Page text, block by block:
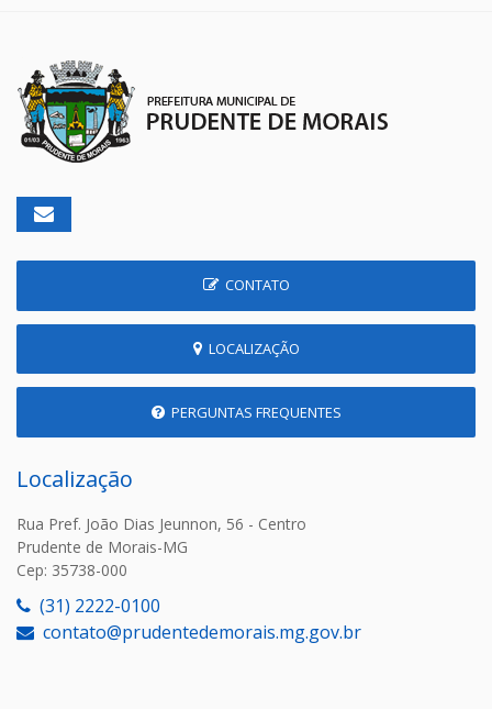
CONTATO
LOCALIZAÇÃO
PERGUNTAS FREQUENTES
Localização
Rua Pref. João Dias Jeunnon, 56 - Centro
Prudente de Morais-MG
Cep: 35738-000
(31) 2222-0100
contato@prudentedemorais.mg.gov.br